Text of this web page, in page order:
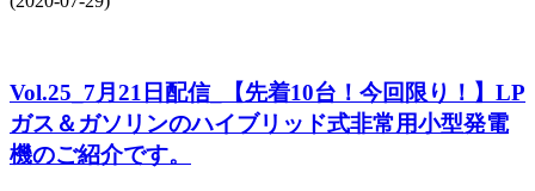
Vol.25_7月21日配信_【先着10台！今回限り！】LP
ガス＆ガソリンのハイブリッド式非常用小型発電
機のご紹介です。